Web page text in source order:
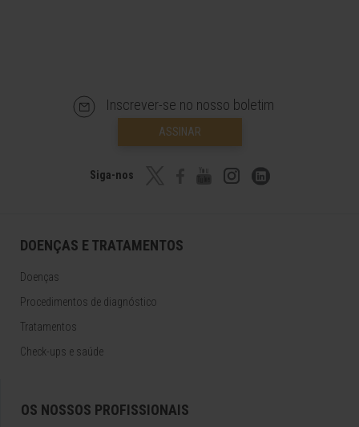
Inscrever-se no nosso boletim
ASSINAR
Siga-nos
DOENÇAS E TRATAMENTOS
Doenças
Procedimentos de diagnóstico
Tratamentos
Check-ups e saúde
OS NOSSOS PROFISSIONAIS